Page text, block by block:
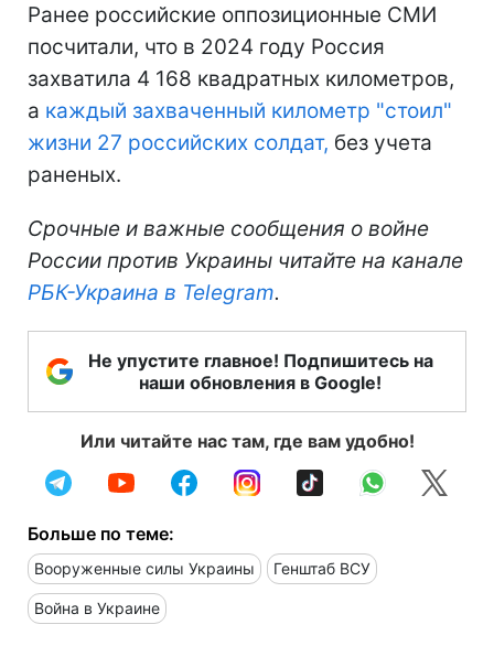
Ранее российские оппозиционные СМИ
посчитали, что в 2024 году Россия
захватила 4 168 квадратных километров,
а каждый захваченный километр "стоил"
жизни 27 российских солдат, без учета
раненых.
Срочные и важные сообщения о войне
России против Украины читайте на канале
РБК-Украина в Telegram.
Не упустите главное! Подпишитесь на
наши обновления в Google!
Или читайте нас там, где вам удобно!
Больше по теме:
Вооруженные силы Украины Генштаб ВСУ
Война в Украине